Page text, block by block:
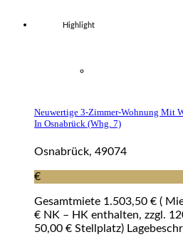
Highlight
Neuwertige 3-Zimmer-Wohnung Mit
In Osnabrück (whg. 7)
Osnabrück, 49074
€
Gesamtmiete 1.503,50 € (
€ NK – HK enthalten, zzgl.
50,00 € Stellplatz)